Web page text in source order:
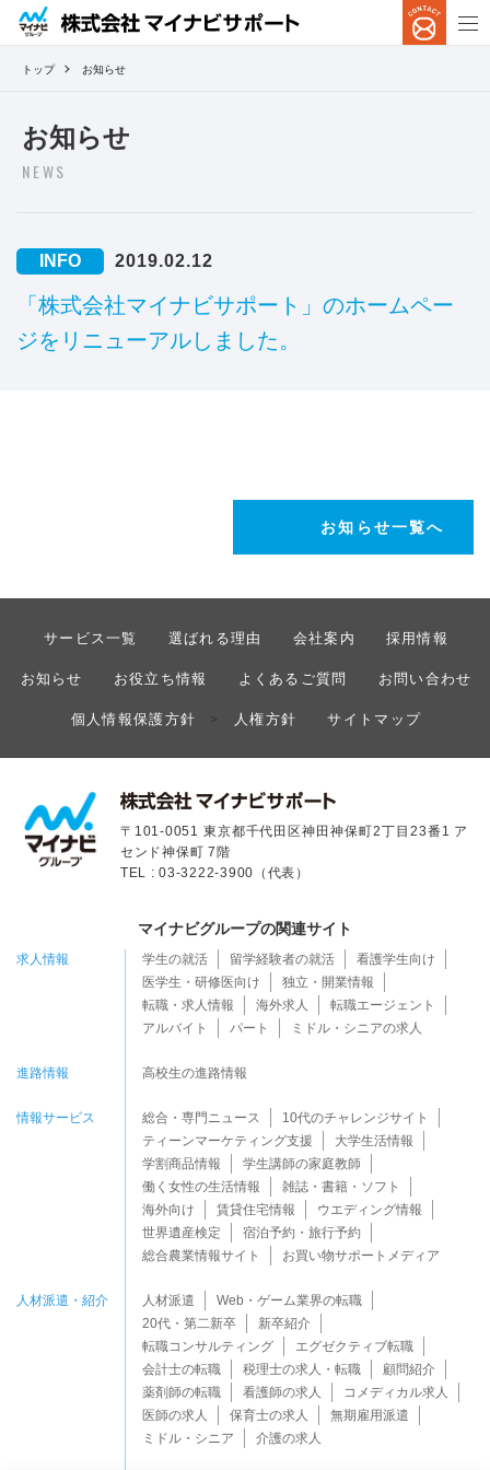
トップ お知らせ
お知らせ
NEWS
INFO 2019.02.12
「株式会社マイナビサポート」のホームペー
ジをリニューアルしました。
お知らせ一覧へ
サービス一覧 選ばれる理由 会社案内 採用情報
お知らせ お役立ち情報 よくあるご質問 お問い合わせ
個人情報保護方針 > 人権方針 サイトマップ
〒101-0051 東京都千代田区神田神保町2丁目23番1 ア
センド神保町 7階
TEL : 03-3222-3900（代表）
マイナビグループの関連サイト
求人情報 学生の就活 留学経験者の就活
看護学生向け
医学生・研修医向け
独立・開業情報
転職・求人情報
海外求人
転職エージェント
アルバイト
パート ミドル・シニアの求人
進路情報 高校生の進路情報
情報サービス 総合・専門ニュース
10代のチャレンジサイト
ティーンマーケティング支援
大学生活情報
学割商品情報
学生講師の家庭教師
働く女性の生活情報
雑誌・書籍・ソフト
海外向け
賃貸住宅情報
ウエディング情報
世界遺産検定
宿泊予約・旅行予約
総合農業情報サイト
お買い物サポートメディア
人材派遣・紹介 人材派遣
Web・ゲーム業界の転職
20代・第二新卒
新卒紹介
転職コンサルティング
エグゼクティブ転職
会計士の転職
税理士の求人・転職
顧問紹介
薬剤師の転職
看護師の求人
コメディカル求人
医師の求人
保育士の求人
無期雇用派遣
ミドル・シニア
介護の求人